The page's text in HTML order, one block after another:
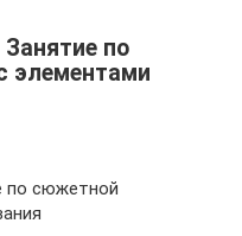
по
элементами
по сюжетной